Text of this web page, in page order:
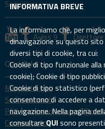
Seguici su
Aulss 9 Direttore
Quick links
Mappa del sito
Sedi e contatti
PEC:
Cookies policy
INFORMATIVA BREVE
La informiamo che, per
dinavigazione su questo
diversi tipi di cookie, tra cui:
Cookie di tipo funzionale
cookie); Cookie di tipo
Cookie di tipo statistico
consentono di accedere a
navigazione. Nella pagina
consultareQUIsono